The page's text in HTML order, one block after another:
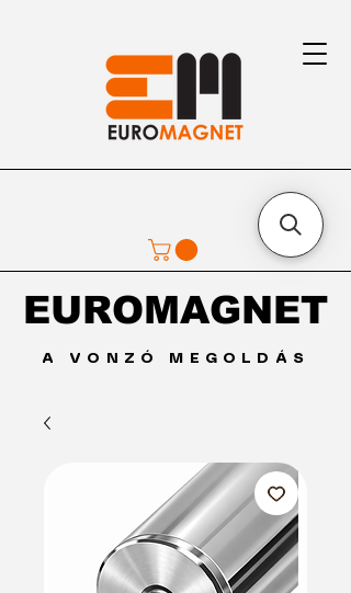
A VONZÓ MEGOLDÁS
EUROMAGNET
EUROMAGNET